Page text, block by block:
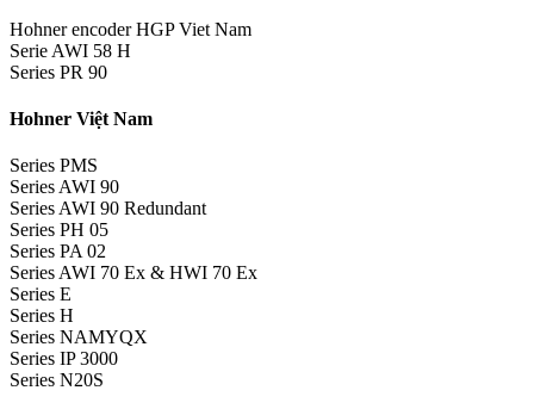
Hohner encoder HGP Viet Nam
Serie AWI 58 H
Series PR 90
Hohner Việt Nam
Series PMS
Series AWI 90
Series AWI 90 Redundant
Series PH 05
Series PA 02
Series AWI 70 Ex & HWI 70 Ex
Series E
Series H
Series NAMYQX
Series IP 3000
Series N20S